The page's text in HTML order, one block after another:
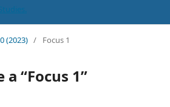
(2023) / Focus 1
“Focus 1”